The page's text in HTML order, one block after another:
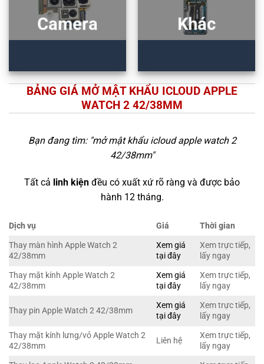
Camera Khác
BẢNG GIÁ MỞ MẬT KHẨU ICLOUD APPLE
WATCH 2 42/38MM
Bạn đang tìm: "mở mật khẩu icloud apple watch 2
42/38mm"
Tất cả linh kiện đều có xuất xứ rõ ràng và được bảo
hành 12 tháng.
Dịch vụ Giá
Thời gian
Thay màn hình Apple Watch 2
42/38mm
Xem giá
tại đây
Xem trực tiếp,
lấy ngay
Thay mặt kính Apple Watch 2
42/38mm
Xem giá
tại đây
Xem trực tiếp,
lấy ngay
Thay pin Apple Watch 2 42/38mm
Xem giá
tại đây
Xem trực tiếp,
lấy ngay
Thay mặt kính lưng/vỏ Apple Watch 2
42/38mm
Liên hệ
Xem trực tiếp,
lấy ngay